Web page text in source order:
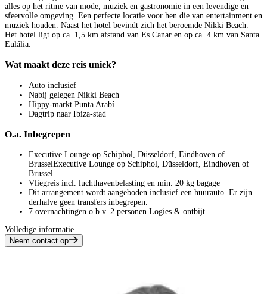
alles op het ritme van mode, muziek en gastronomie in een levendige en
sfeervolle omgeving. Een perfecte locatie voor hen die van entertainment en
muziek houden. Naast het hotel bevindt zich het beroemde Nikki Beach.
Het hotel ligt op ca. 1,5 km afstand van Es Canar en op ca. 4 km van Santa
Eulália.
Wat maakt deze reis uniek?
Auto inclusief
Nabij gelegen Nikki Beach
Hippy‑markt Punta Arabí
Dagtrip naar Ibiza-stad
O.a. Inbegrepen
Executive Lounge op Schiphol, Düsseldorf, Eindhoven of
BrusselExecutive Lounge op Schiphol, Düsseldorf, Eindhoven of
Brussel
Vliegreis incl. luchthavenbelasting en min. 20 kg bagage
Dit arrangement wordt aangeboden inclusief een huurauto. Er zijn
derhalve geen transfers inbegrepen.
7 overnachtingen o.b.v. 2 personen Logies & ontbijt
Volledige informatie
Neem contact op